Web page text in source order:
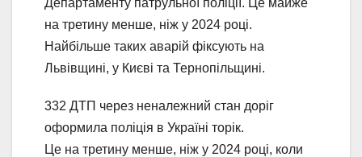
на третину менше, ніж у 2024 році.
Найбільше таких аварій фіксують на
Львівщині, у Києві та Тернопільщині.
332 ДТП через неналежний стан доріг
оформила поліція в Україні торік.
Це на третину менше, ніж у 2024 році, коли